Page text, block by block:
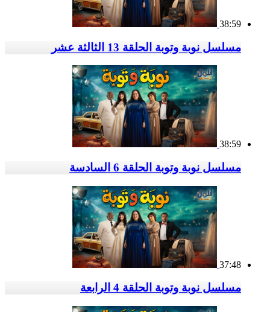
38:59
مسلسل نوبة وتوبة الحلقة 13 الثالثة عشر
38:59
مسلسل نوبة وتوبة الحلقة 6 السادسة
37:48
مسلسل نوبة وتوبة الحلقة 4 الرابعة